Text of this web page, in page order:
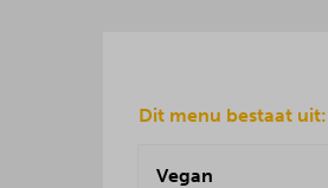
Dit menu bestaat uit:
Vegan